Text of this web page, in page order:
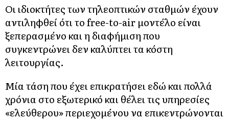
Οι ιδιοκτήτες των τηλεοπτικών σταθμών έχουν
αντιληφθεί ότι το free-to-air μοντέλο είναι
ξεπερασμένο και η διαφήμιση που
συγκεντρώνει δεν καλύπτει τα κόστη
λειτουργίας.
Μία τάση που έχει επικρατήσει εδώ και πολλά
χρόνια στο εξωτερικό και θέλει τις υπηρεσίες
«ελεύθερου» περιεχομένου να επικεντρώνονται